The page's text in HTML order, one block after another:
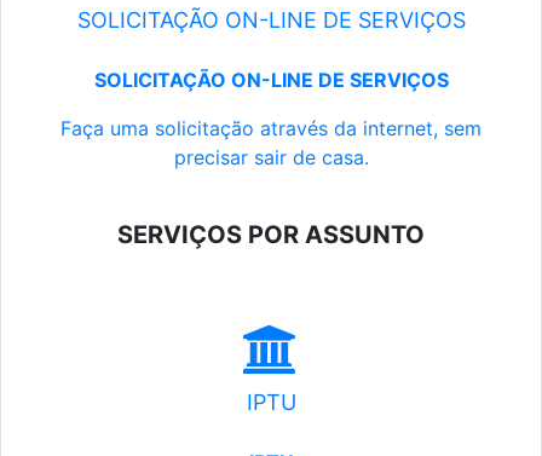
SOLICITAÇÃO ON-LINE DE SERVIÇOS
SOLICITAÇÃO ON-LINE DE SERVIÇOS
Faça uma solicitação através da internet, sem
precisar sair de casa.
SERVIÇOS POR ASSUNTO
IPTU